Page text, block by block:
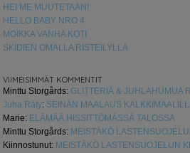
HEI ME MUUTETAAN!
HELLO BABY NRO 4
MOIKKA VANHA KOTI
SKIDIEN OMALLA RISTEILYLLÄ
VIIMEISIMMÄT KOMMENTIT
Minttu Storgårds: GLITTERIÄ & JUHLAHUMUA
Juha Räty: SEINÄN MAALAUS
Marie: ELÄMÄÄ HISSITTÖMÄSSÄ TALOSSA
Minttu Storgårds: MEISTÄKÖ
Kiinnostunut: MEISTÄKÖ LASTENSUOJELUN